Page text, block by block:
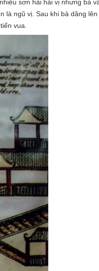
sơn hài hải vị nhưng bà
là ngũ vị. Sau khi bà dâng lên
vua.